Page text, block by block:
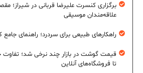
برگزاری کنسرت علیرضا قربانی در شیراز؛
علاقه‌مندان موسیقی
راهکارهای طبیعی برای سردرد؛ راهنمای
قیمت گوشت در بازار چند نرخی شد؛ تفاوت
تا فروشگاه‌های آنلاین